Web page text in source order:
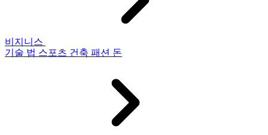
비지니스
기술 법 스포츠 건축 패션 돈